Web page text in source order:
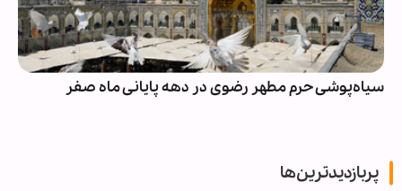
سیاه‌پوشی حرم مطهر رضوی در دهه پایانی ماه صفر
پربازدیدترین‌ها